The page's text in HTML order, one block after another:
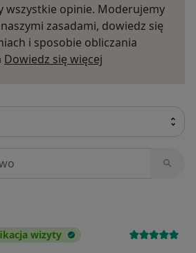
wszystkie opinie. Moderujemy
zasadami, dowiedz się
i sposobie obliczania
Dowiedz się więcej
wizyty